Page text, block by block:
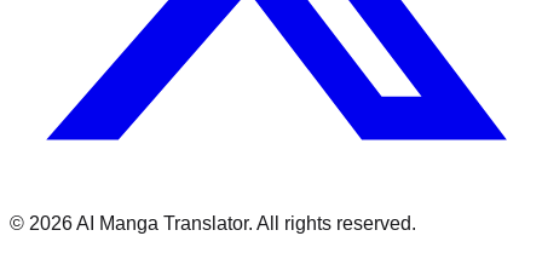
© 2026AI Manga Translator. All rights reserved.